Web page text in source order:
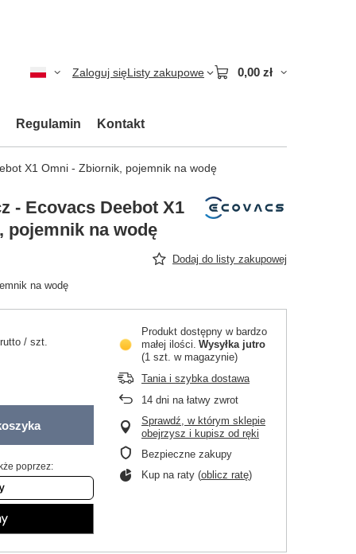
Zaloguj sięListy zakupowe 0,00 zł
Regulamin Kontakt
X1 Omni - Zbiornik, pojemnik na wodę
- Ecovacs Deebot X1
pojemnik na wodę
Dodaj do listy zakupowej
na wodę
/ szt.
poprzez:
Produkt dostępny w bardzo
małej ilości Wysyłka jutro
(1 szt. w magazynie)
Tania i szybka dostawa
14 dni na łatwy zwrot
Sprawdź, w którym sklepie
obejrzysz i kupisz od ręki
Bezpieczne zakupy
Kup na raty (oblicz ratę)